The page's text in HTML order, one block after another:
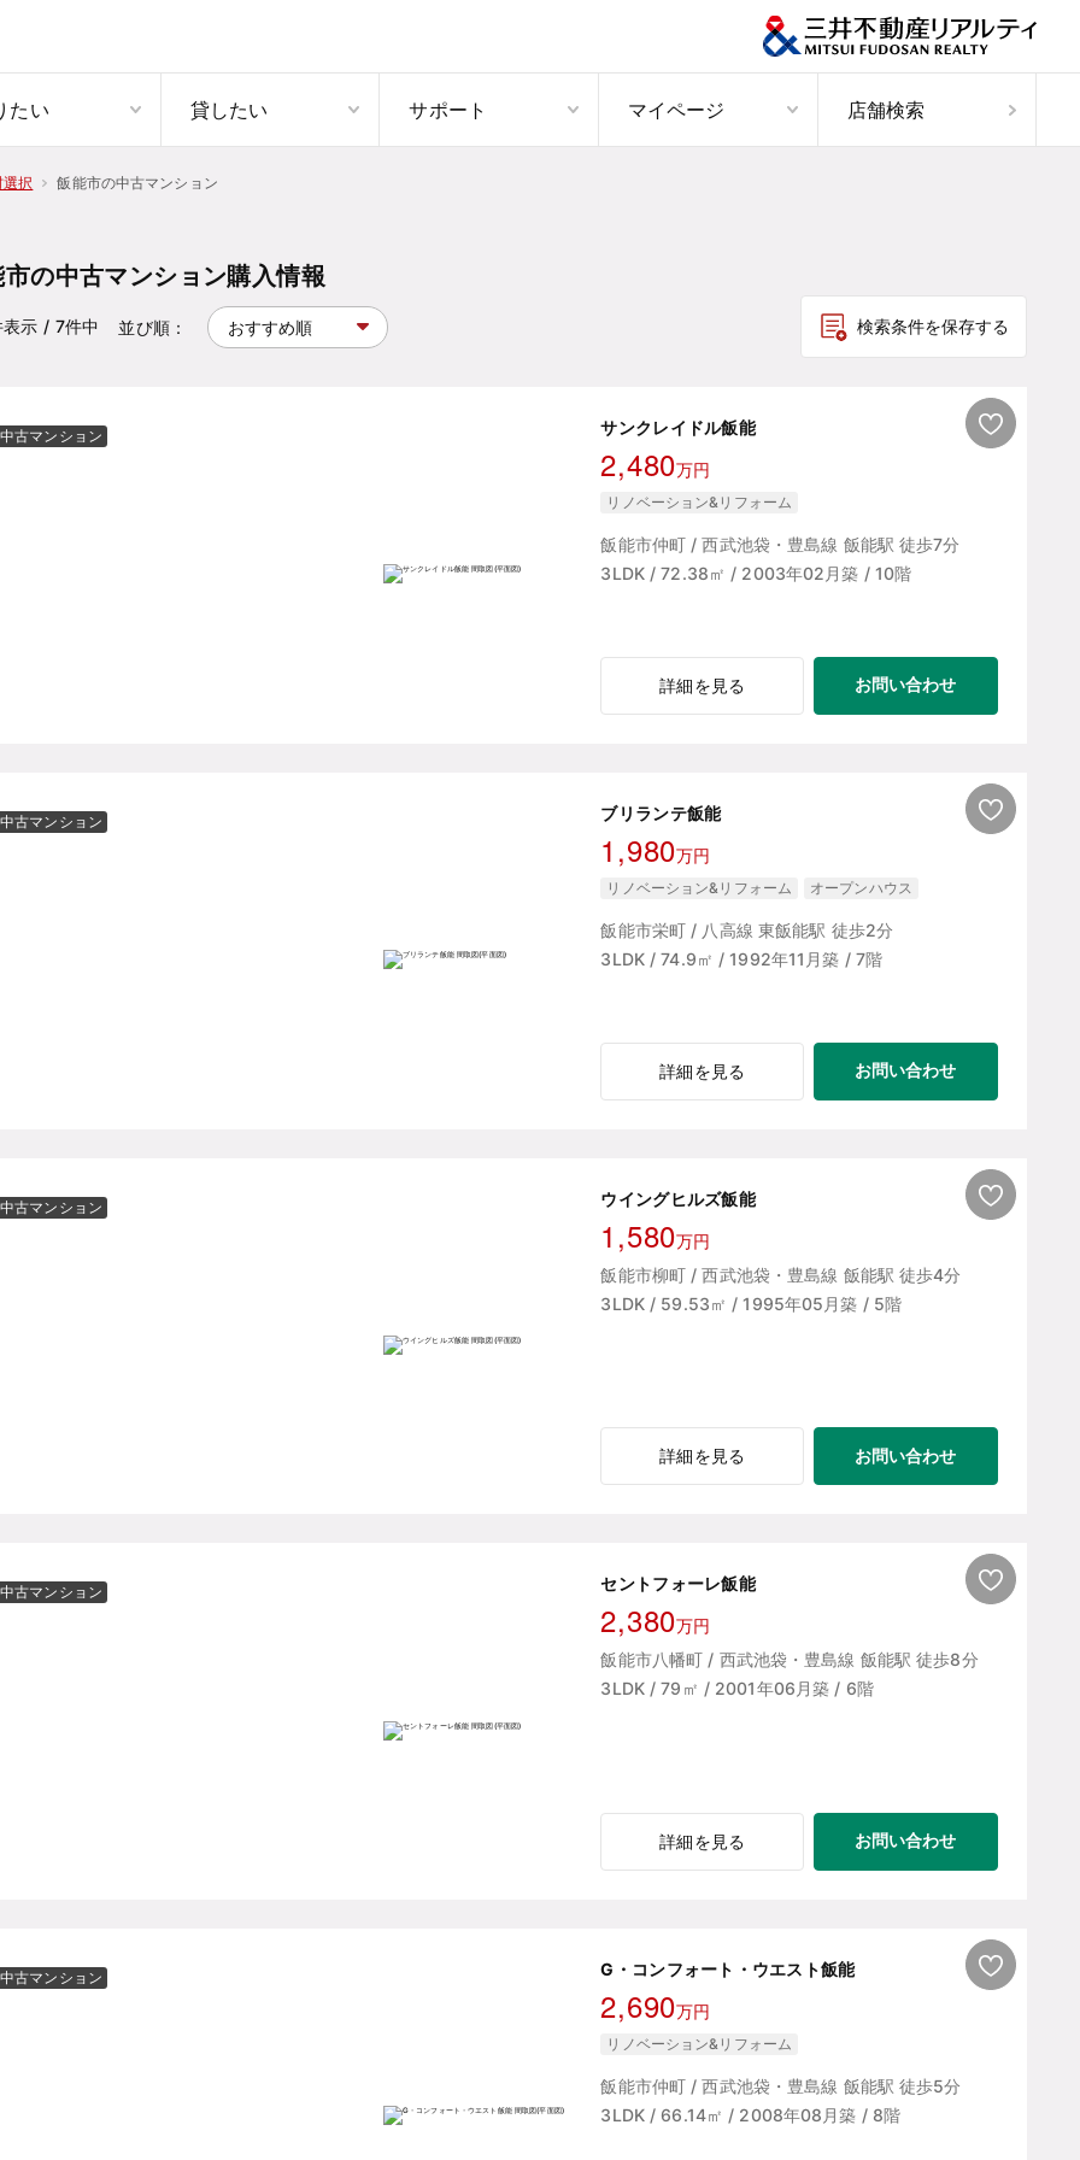
たい 貸したい サポート マイページ 店舗検索
択 飯能市の中古マンション
の中古マンション購入情報
表示 / 7件中 並び順： 検索条件を保存する
中古マンション サンクレイドル飯能
2,480万円
リノベーション&リフォーム
飯能市仲町 / 西武池袋・豊島線 飯能駅 徒歩7分
3LDK / 72.38㎡ / 2003年02月築 / 10階
詳細を見る お問い合わせ
中古マンション ブリランテ飯能
1,980万円
リノベーション&リフォーム オープンハウス
飯能市栄町 / 八高線 東飯能駅 徒歩2分
3LDK / 74.9㎡ / 1992年11月築 / 7階
詳細を見る お問い合わせ
中古マンション ウイングヒルズ飯能
1,580万円
飯能市柳町 / 西武池袋・豊島線 飯能駅 徒歩4分
3LDK / 59.53㎡ / 1995年05月築 / 5階
詳細を見る お問い合わせ
中古マンション セントフォーレ飯能
2,380万円
飯能市八幡町 / 西武池袋・豊島線 飯能駅 徒歩8分
3LDK / 79㎡ / 2001年06月築 / 6階
詳細を見る お問い合わせ
中古マンション G・コンフォート・ウエスト飯能
2,690万円
リノベーション&リフォーム
飯能市仲町 / 西武池袋・豊島線 飯能駅 徒歩5分
3LDK / 66.14㎡ / 2008年08月築 / 8階